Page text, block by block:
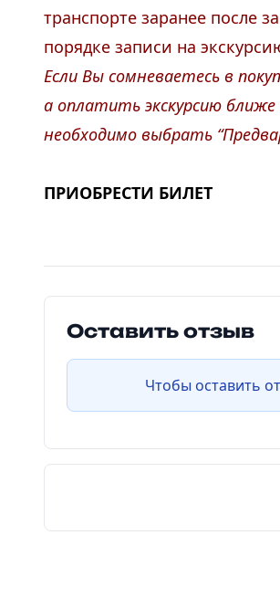
транспорте заранее после
порядке записи на
Если Вы сомневаетесь в
а оплатить экскурсию
необходимо выбрать
ПРИОБРЕСТИ БИЛЕТ
Оставить отзыв
Чтобы оставить